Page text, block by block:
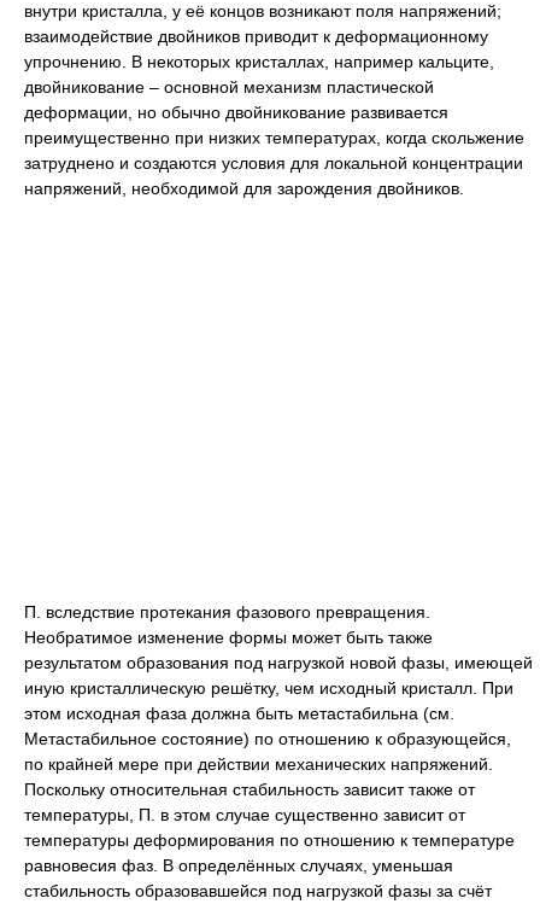
внутри кристалла, у её концов возникают поля напряжений;
взаимодействие двойников приводит к деформационному
упрочнению. В некоторых кристаллах, например кальците,
двойникование ‒ основной механизм пластической
деформации, но обычно двойникование развивается
преимущественно при низких температурах, когда скольжение
затруднено и создаются условия для локальной концентрации
напряжений, необходимой для зарождения двойников.
П. вследствие протекания фазового превращения.
Необратимое изменение формы может быть также
результатом образования под нагрузкой новой фазы, имеющей
иную кристаллическую решётку, чем исходный кристалл. При
этом исходная фаза должна быть метастабильна (см.
Метастабильное состояние) по отношению к образующейся,
по крайней мере при действии механических напряжений.
Поскольку относительная стабильность зависит также от
температуры, П. в этом случае существенно зависит от
температуры деформирования по отношению к температуре
равновесия фаз. В определённых случаях, уменьшая
стабильность образовавшейся под нагрузкой фазы за счёт